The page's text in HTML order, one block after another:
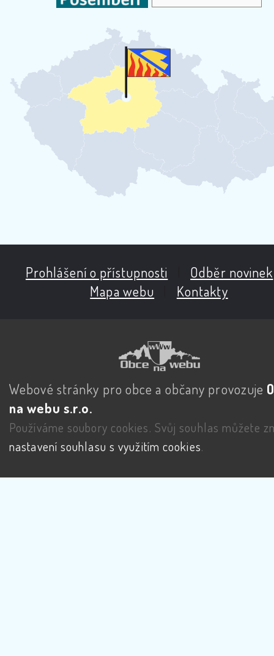
Prohlášení o přístupnosti Odběr novinek
Mapa webu
Kontakty
Webové stránky pro obce a občany provozuje
na webu s.r.o.
Používáme soubory cookies. Svůj souhlas můžete
nastavení souhlasu s využitím cookies.